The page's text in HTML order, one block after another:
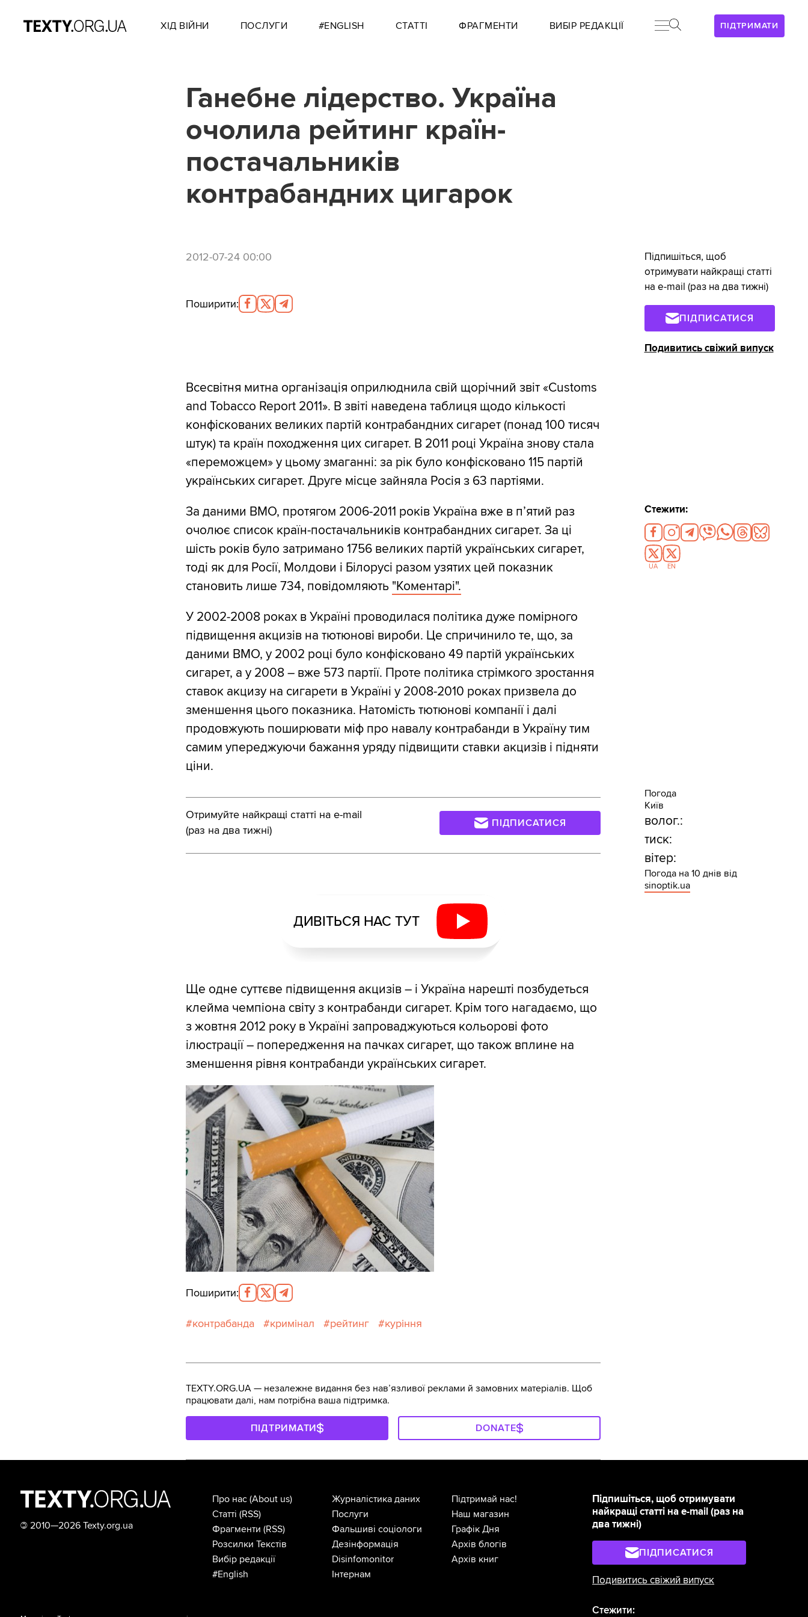
ПІДТРИМАТИ
ХІД ВІЙНИ ПОСЛУГИ #ENGLISH СТАТТІ ФРАГМЕНТИ ВИБІР РЕДАКЦІЇ
Ганебне лідерство. Україна
очолила рейтинг країн-
постачальників
контрабандних цигарок
2012-07-24 00:00
Поширити:
Всесвітня митна організація оприлюднила свій щорічний звіт «Customs
and Tobacco Report 2011». В звіті наведена таблиця щодо кількості
конфіскованих великих партій контрабандних сигарет (понад 100 тисяч
штук) та країн походження цих сигарет. В 2011 році Україна знову стала
«переможцем» у цьому змаганні: за рік було конфісковано 115 партій
українських сигарет. Друге місце зайняла Росія з 63 партіями.
За даними ВМО, протягом 2006-2011 років Україна вже в п’ятий раз
очолює список країн-постачальників контрабандних сигарет. За ці
шість років було затримано 1756 великих партій українських сигарет,
тоді як для Росії, Молдови і Білорусі разом узятих цей показник
становить лише 734, повідомляють "Коментарі".
У 2002-2008 роках в Україні проводилася політика дуже помірного
підвищення акцизів на тютюнові вироби. Це спричинило те, що, за
даними ВМО, у 2002 році було конфісковано 49 партій українських
сигарет, а у 2008 – вже 573 партії. Проте політика стрімкого зростання
ставок акцизу на сигарети в Україні у 2008-2010 роках призвела до
зменшення цього показника. Натомість тютюнові компанії і далі
продовжують поширювати міф про навалу контрабанди в Україну тим
самим упереджуючи бажання уряду підвищити ставки акцизів і підняти
ціни.
Отримуйте найкращі статті на e-mail
(раз на два тижні)
ПІДПИСАТИСЯ
ДИВІТЬСЯ НАС ТУТ
Ще одне суттєве підвищення акцизів – і Україна нарешті позбудеться
клейма чемпіона світу з контрабанди сигарет. Крім того нагадаємо, що
з жовтня 2012 року в Україні запроваджуються кольорові фото
ілюстрації – попередження на пачках сигарет, що також вплине на
зменшення рівня контрабанди українських сигарет.
Поширити:
контрабанда кримінал рейтинг куріння
Підпишіться, щоб
отримувати найкращі статті
на e-mail (раз на два тижні)
ПІДПИСАТИСЯ
Подивитись свіжий випуск
Стежити:
UA EN
Погода
Київ
волог.:
тиск:
вітер:
Погода на 10 днів від
sinoptik.ua
TEXTY.ORG.UA — незалежне видання без навʼязливої реклами й замовних матеріалів. Щоб
працювати далі, нам потрібна ваша підтримка.
ПІДТРИМАТИ DONATE
© 2010—2026 Texty.org.ua
Підпишіться, щоб отримувати
найкращі статті на e-mail (раз на
два тижні)
ПІДПИСАТИСЯ
Подивитись свіжий випуск
Стежити:
Про нас (About us)
Статті (RSS)
Фрагменти (RSS)
Розсилки Текстів
Вибір редакції
#English
Журналістика даних
Послуги
Фальшиві соціологи
Дезінформація
Disinfomonitor
Інтернам
Підтримай нас!
Наш магазин
Графік Дня
Архів блогів
Архів книг